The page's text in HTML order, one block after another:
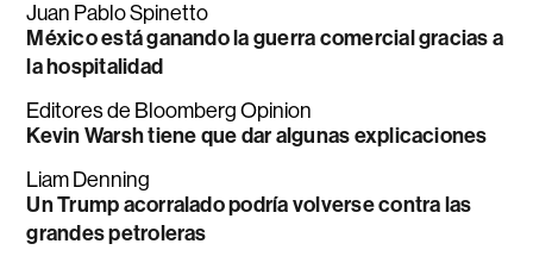
Juan Pablo Spinetto
México está ganando la guerra comercial gracias a
la hospitalidad
Editores de Bloomberg Opinion
Kevin Warsh tiene que dar algunas explicaciones
Liam Denning
Un Trump acorralado podría volverse contra las
grandes petroleras